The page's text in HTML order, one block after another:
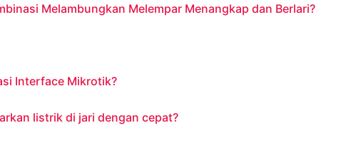
Melambungkan Melempar Menangkap dan Berlari?
Interface Mikrotik?
listrik di jari dengan cepat?